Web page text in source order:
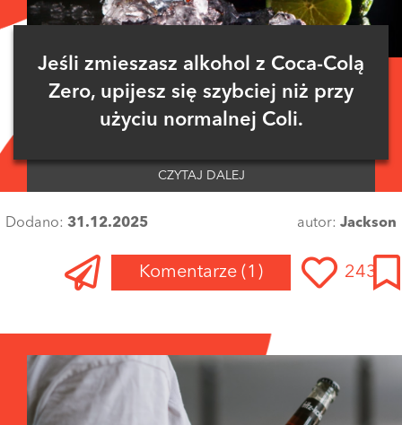
Jeśli zmieszasz alkohol z Coca-Colą
Zero, upijesz się szybciej niż przy
użyciu normalnej Coli.
CZYTAJ DALEJ
Dodano: 31.12.2025 autor: Jackson
Komentarze (1) 243